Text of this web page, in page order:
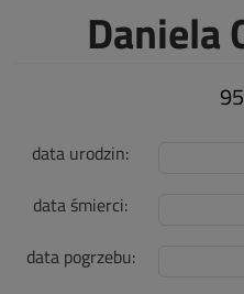
Daniela
data urodzin:
data śmierci:
data pogrzebu: